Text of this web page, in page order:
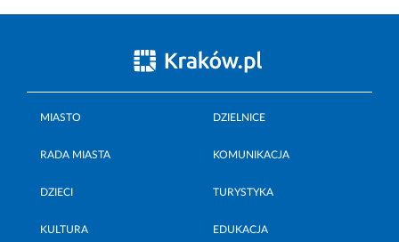
MIASTO DZIELNICE
RADA MIASTA KOMUNIKACJA
DZIECI TURYSTYKA
KULTURA EDUKACJA